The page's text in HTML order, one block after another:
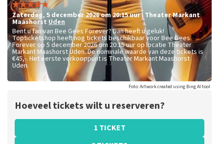
zaterdag, 5 december 2026 om 20:15uur|Theater Markant
Maashorst Uden
Bent u fan van Bee Gees Forever? Dan heeft u geluk!
Topticketshop heeft nog tickets beschikbaar voor Bee Gees
Forever op 5 december 2026 om 20:15 uur op locatie Theater
Markant Maashorst Uden. De nominale waarde van deze tickets is
€45,-. Het eerste verkooppunt is Theater Markant Maashorst
Uden.
Foto: Artwork created using Bing AI tool
Hoeveel tickets wilt u reserveren?
1 TICKET